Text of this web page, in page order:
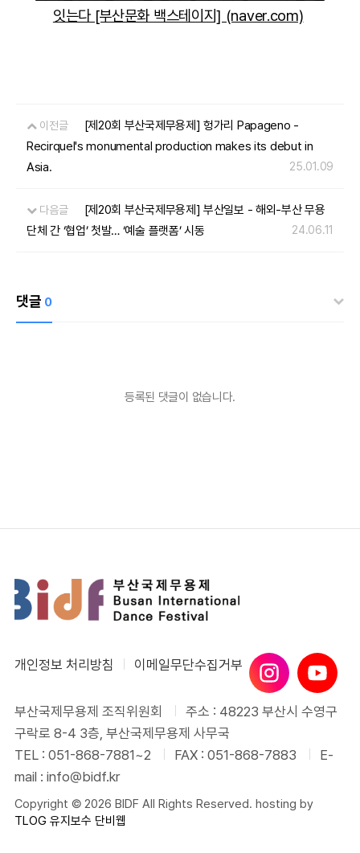
잇는다 [부산문화 백스테이지] (naver.com)
이전글
[제20회 부산국제무용제] 헝가리 Papageno -
Recirquel's monumental production makes its debut in
Asia.
25.01.09
다음글
[제20회 부산국제무용제] 부산일보 - 해외-부산 무용
단체 간 ‘협업’ 첫발… ‘예술 플랫폼’ 시동
24.06.11
댓글 0
등록된 댓글이 없습니다.
개인정보 처리방침 이메일무단수집거부
부산국제무용제 조직위원회
주소 : 48223 부산시 수영구
구락로 8-4 3층, 부산국제무용제 사무국
TEL : 051-868-7881~2
FAX : 051-868-7883
E-
mail : info@bidf.kr
Copyright © 2026 BIDF All Rights Reserved. hosting by
TLOG 유지보수 단비웹